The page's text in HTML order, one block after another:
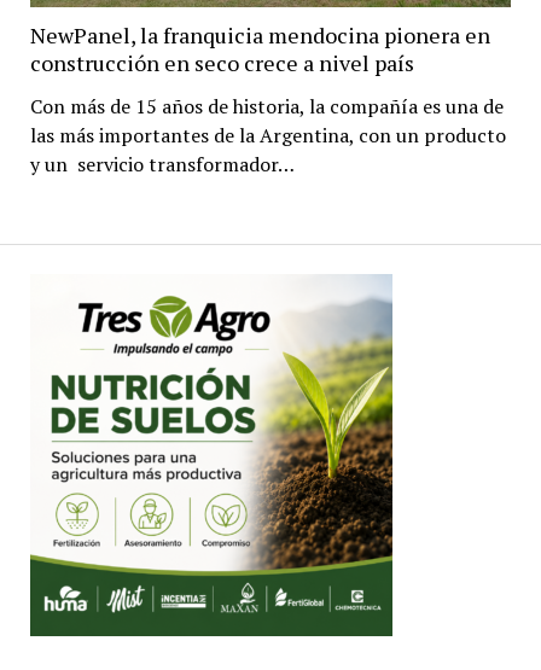
NewPanel, la franquicia mendocina pionera en
construcción en seco crece a nivel país
Con más de 15 años de historia, la compañía es una de
las más importantes de la Argentina, con un producto
y un servicio transformador…